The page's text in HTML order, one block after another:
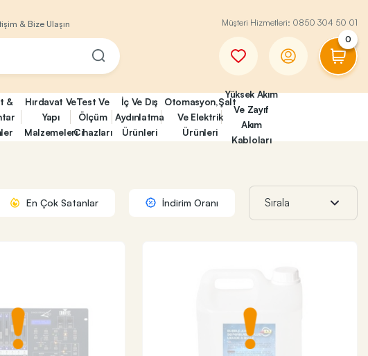
& Bize Ulaşın Müşteri Hizmetleri: 0850 304 50 01
0
&
Hırdavat Ve
Yapı
Malzemeleri
Test Ve
Ölçüm
Cihazları
İç Ve Dış
Aydınlatma
Ürünleri
Otomasyon,Şalt
Ve Elektrik
Ürünleri
Yüksek Akım
Ve Zayıf
Akım
Kabloları
İndirim Oranı
En Çok Satanlar